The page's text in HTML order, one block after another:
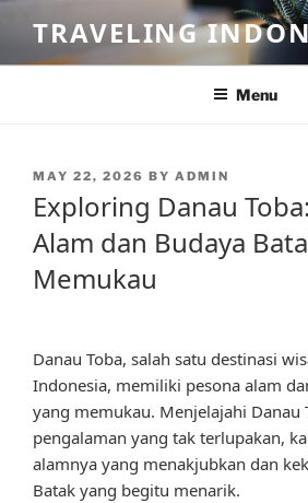
content
TRAVELING
Menu
POSTED
MAY 22, 2026 BY ADMIN
Exploring Danau
Alam dan Budaya
Memukau
Danau Toba, salah satu destinasi
Indonesia, memiliki pesona alam
yang memukau. Menjelajahi Danau
pengalaman yang tak terlupakan,
alamnya yang menakjubkan dan
Batak yang begitu menarik.